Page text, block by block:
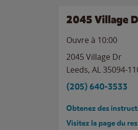
2045 Village
Ouvre à 10:00
2045 Village Dr
Leeds, AL35094-
(205) 640-3533
Obtenez des
Visitez la page du